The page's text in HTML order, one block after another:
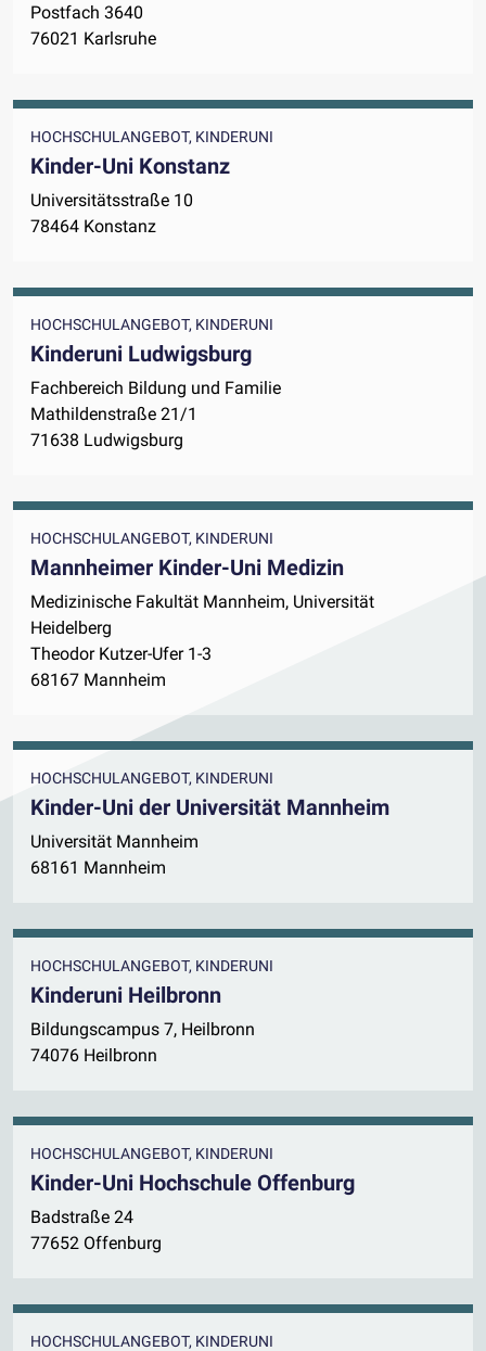
Postfach 3640
76021 Karlsruhe
HOCHSCHULANGEBOT, KINDERUNI
Kinder-Uni Konstanz
Universitätsstraße 10
78464 Konstanz
HOCHSCHULANGEBOT, KINDERUNI
Kinderuni Ludwigsburg
Fachbereich Bildung und Familie
Mathildenstraße 21/1
71638 Ludwigsburg
HOCHSCHULANGEBOT, KINDERUNI
Mannheimer Kinder-Uni Medizin
Medizinische Fakultät Mannheim, Universität
Heidelberg
Theodor Kutzer-Ufer 1-3
68167 Mannheim
HOCHSCHULANGEBOT, KINDERUNI
Kinder-Uni der Universität Mannheim
Universität Mannheim
68161 Mannheim
HOCHSCHULANGEBOT, KINDERUNI
Kinderuni Heilbronn
Bildungscampus 7, Heilbronn
74076 Heilbronn
HOCHSCHULANGEBOT, KINDERUNI
Kinder-Uni Hochschule Offenburg
Badstraße 24
77652 Offenburg
HOCHSCHULANGEBOT, KINDERUNI